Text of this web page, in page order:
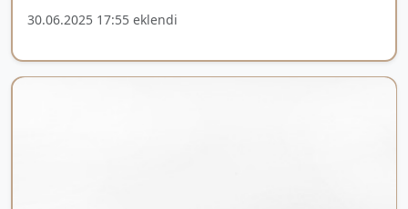
30.06.2025 17:55 eklendi